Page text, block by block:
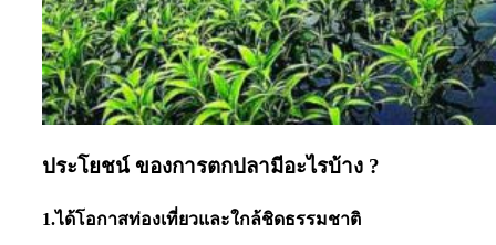
ประโยชน์ ของการตกปลามีอะไรบ้าง ?
1.ได้โอกาสท่องเที่ยวและใกล้ชิดธรรมชาติ